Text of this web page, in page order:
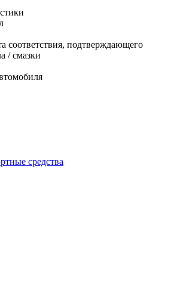
соответствия, подтверждающего
/ смазки
средства